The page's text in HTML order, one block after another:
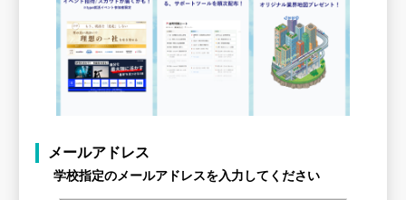
メールアドレス
学校指定のメールアドレスを入力してください